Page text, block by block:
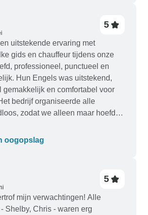
5
uitstekende ervaring met
gids en chauffeur tijdens onze
professioneel, punctueel en
Hun Engels was uitstekend,
gemakkelijk en comfortabel voor
bedrijf organiseerde alle
zodat we alleen maar hoefden
behandelden elk detail achter de
snel alle problemen op die
We raden iedereen die Peru
oogopslag
5
mijn verwachtingen! Alle
Shelby, Chris - waren erg